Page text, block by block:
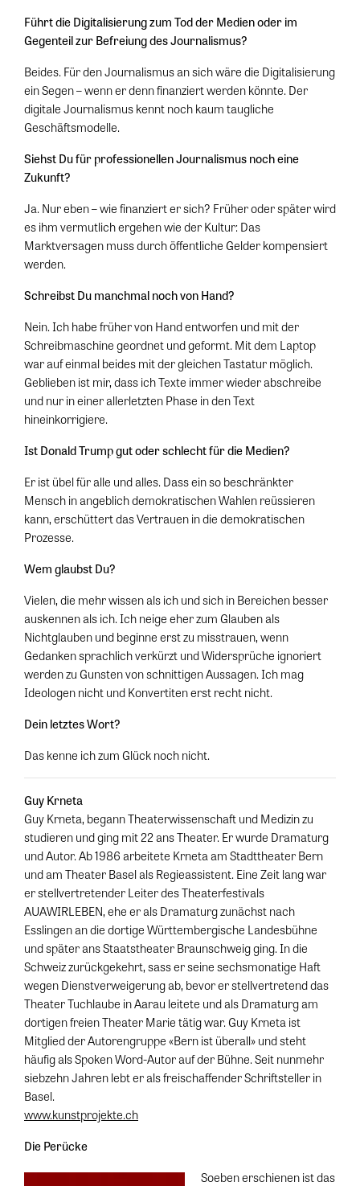
Führt die Digitalisierung zum Tod der Medien oder im
Gegenteil zur Befreiung des Journalismus?
Beides. Für den Journalismus an sich wäre die Digitalisierung
ein Segen – wenn er denn finanziert werden könnte. Der
digitale Journalismus kennt noch kaum taugliche
Geschäftsmodelle.
Siehst Du für professionellen Journalismus noch eine
Zukunft?
Ja. Nur eben – wie finanziert er sich? Früher oder später wird
es ihm vermutlich ergehen wie der Kultur: Das
Marktversagen muss durch öffentliche Gelder kompensiert
werden.
Schreibst Du manchmal noch von Hand?
Nein. Ich habe früher von Hand entworfen und mit der
Schreibmaschine geordnet und geformt. Mit dem Laptop
war auf einmal beides mit der gleichen Tastatur möglich.
Geblieben ist mir, dass ich Texte immer wieder abschreibe
und nur in einer allerletzten Phase in den Text
hineinkorrigiere.
Ist Donald Trump gut oder schlecht für die Medien?
Er ist übel für alle und alles. Dass ein so beschränkter
Mensch in angeblich demokratischen Wahlen reüssieren
kann, erschüttert das Vertrauen in die demokratischen
Prozesse.
Wem glaubst Du?
Vielen, die mehr wissen als ich und sich in Bereichen besser
auskennen als ich. Ich neige eher zum Glauben als
Nichtglauben und beginne erst zu misstrauen, wenn
Gedanken sprachlich verkürzt und Widersprüche ignoriert
werden zu Gunsten von schnittigen Aussagen. Ich mag
Ideologen nicht und Konvertiten erst recht nicht.
Dein letztes Wort?
Das kenne ich zum Glück noch nicht.
Guy Krneta
Guy Krneta, begann Theaterwissenschaft und Medizin zu
studieren und ging mit 22 ans Theater. Er wurde Dramaturg
und Autor. Ab 1986 arbeitete Krneta am Stadttheater Bern
und am Theater Basel als Regieassistent. Eine Zeit lang war
er stellvertretender Leiter des Theaterfestivals
AUAWIRLEBEN, ehe er als Dramaturg zunächst nach
Esslingen an die dortige Württembergische Landesbühne
und später ans Staatstheater Braunschweig ging. In die
Schweiz zurückgekehrt, sass er seine sechsmonatige Haft
wegen Dienstverweigerung ab, bevor er stellvertretend das
Theater Tuchlaube in Aarau leitete und als Dramaturg am
dortigen freien Theater Marie tätig war. Guy Krneta ist
Mitglied der Autorengruppe «Bern ist überall» und steht
häufig als Spoken Word-Autor auf der Bühne. Seit nunmehr
siebzehn Jahren lebt er als freischaffender Schriftsteller in
Basel.
www.kunstprojekte.ch
Die Perücke
Soeben erschienen ist das